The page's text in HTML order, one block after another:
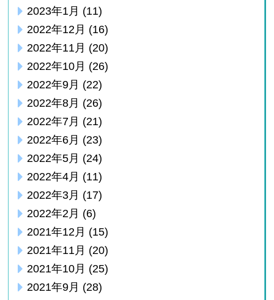
2023年1月 (11)
2022年12月 (16)
2022年11月 (20)
2022年10月 (26)
2022年9月 (22)
2022年8月 (26)
2022年7月 (21)
2022年6月 (23)
2022年5月 (24)
2022年4月 (11)
2022年3月 (17)
2022年2月 (6)
2021年12月 (15)
2021年11月 (20)
2021年10月 (25)
2021年9月 (28)